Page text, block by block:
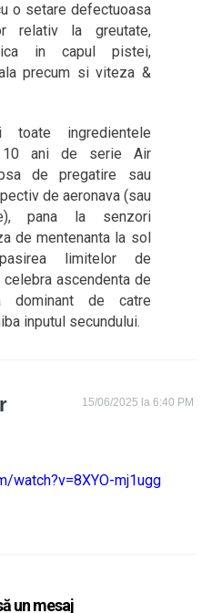
o setare defectuoasa
relativ la greutate,
in capul pistei,
precum si viteza &
toate ingredientele
10 ani de serie Air
de pregatire sau
de aeronava (sau
pana la senzori
de mentenanta la sol
limitelor de
ascendenta de
dominant de catre
inputul secundului.
15/06/2025 la 6:40 PM
watch?v=8XYO-mj1ugg
un mesaj